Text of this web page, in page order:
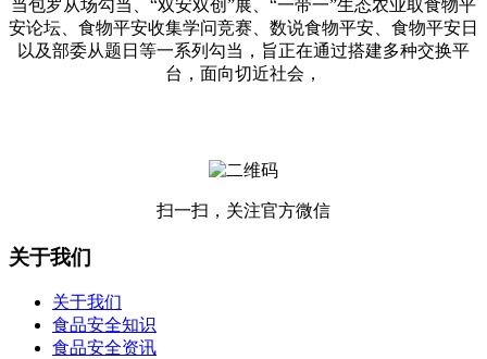
当包罗从场勾当、“双安双创”展、“一带一”生态农业取食物平
安论坛、食物平安收集学问竞赛、数说食物平安、食物平安日
以及部委从题日等一系列勾当，旨正在通过搭建多种交换平
台，面向切近社会，
扫一扫，关注官方微信
关于我们
关于我们
食品安全知识
食品安全资讯